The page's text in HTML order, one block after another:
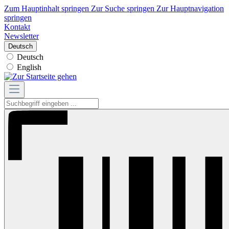
Zum Hauptinhalt springen Zur Suche springen Zur Hauptnavigation
springen
Kontakt
Newsletter
Deutsch
Deutsch
English